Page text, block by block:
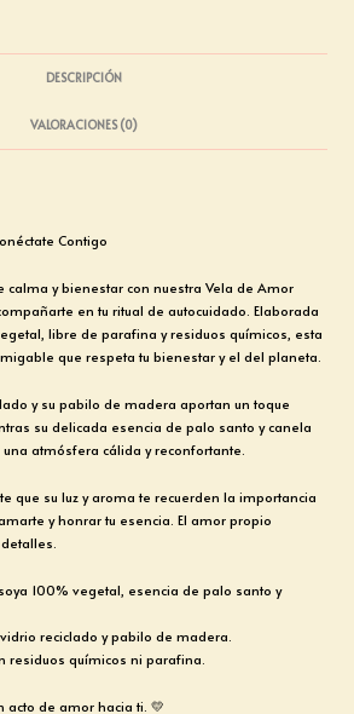
DESCRIPCIÓN
VALORACIONES (0)
Contigo
calma y bienestar con nuestra Vela de Amor
en tu ritual de autocuidado. Elaborada
libre de parafina y residuos químicos, esta
que respeta tu bienestar y el del planeta.
y su pabilo de madera aportan un toque
su delicada esencia de palo santo y canela
atmósfera cálida y reconfortante.
que su luz y aroma te recuerden la importancia
y honrar tu esencia. El amor propio
100% vegetal, esencia de palo santo y
reciclado y pabilo de madera.
residuos químicos ni parafina.
acto de amor hacia ti. 💛